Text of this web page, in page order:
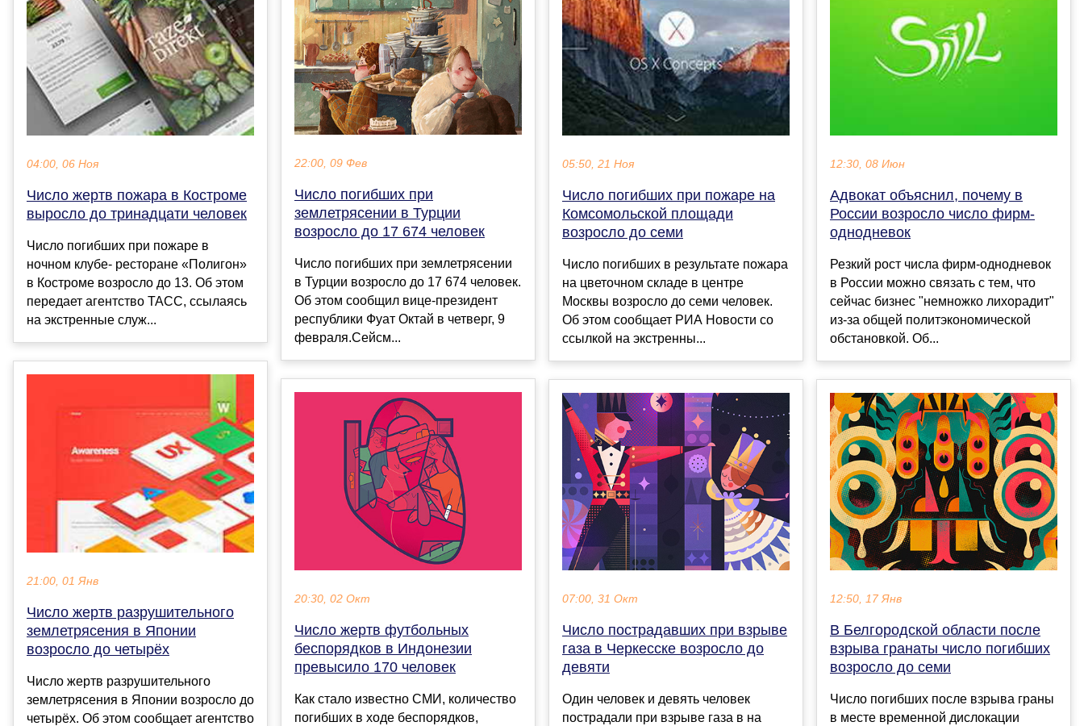
04:00, 06 Ноя
Число жертв пожара в Костроме
выросло до тринадцати человек
Число погибших при пожаре в
ночном клубе- ресторане «Полигон»
в Костроме возросло до 13. Об этом
передает агентство ТАСС, ссылаясь
на экстренные служ...
21:00, 01 Янв
Число жертв разрушительного
землетрясения в Японии
возросло до четырёх
Число жертв разрушительного
землетрясения в Японии возросло до
четырёх. Об этом сообщает агентство
22:00, 09 Фев
Число погибших при
землетрясении в Турции
возросло до 17 674 человек
Число погибших при землетрясении
в Турции возросло до 17 674 человек.
Об этом сообщил вице-президент
республики Фуат Октай в четверг, 9
февраля.Сейсм...
20:30, 02 Окт
Число жертв футбольных
беспорядков в Индонезии
превысило 170 человек
Как стало известно СМИ, количество
погибших в ходе беспорядков,
05:50, 21 Ноя
Число погибших при пожаре на
Комсомольской площади
возросло до семи
Число погибших в результате пожара
на цветочном складе в центре
Москвы возросло до семи человек.
Об этом сообщает РИА Новости со
ссылкой на экстренны...
07:00, 31 Окт
Число пострадавших при взрыве
газа в Черкесске возросло до
девяти
Один человек и девять человек
пострадали при взрыве газа в на
12:30, 08 Июн
Адвокат объяснил, почему в
России возросло число фирм-
однодневок
Резкий рост числа фирм-однодневок
в России можно связать с тем, что
сейчас бизнес "немножко лихорадит"
из-за общей политэкономической
обстановкой. Об...
12:50, 17 Янв
В Белгородской области после
взрыва гранаты число погибших
возросло до семи
Число погибших после взрыва граны
в месте временной дислокации